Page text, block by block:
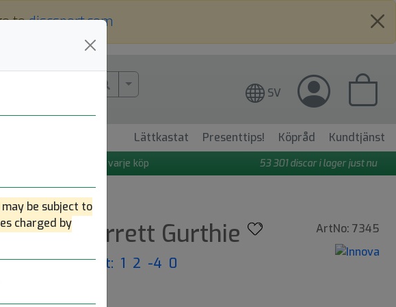
be subject to
charged by
todiscsport.com
More Search.. SV
Lättkastat Presenttips! Köpråd Kundtjänst
Bonuspoäng på varje köp 53 301 discar i lager just nu
ArtNo: 7345
- Garrett Gurthie
|Flight: 1 2 -4 0